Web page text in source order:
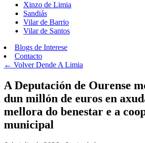
Xinzo de Limia
Sandiás
Vilar de Barrio
Vilar de Santos
Blogs de Interese
Contacto
← VolverDende A Limia
A Deputación de Ourense
dun millón de euros en
mellora do benestar e a
municipal